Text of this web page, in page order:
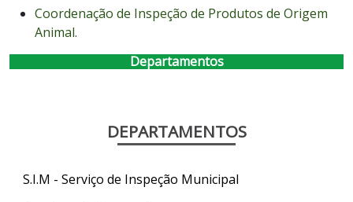
Coordenação de Inspeção de Produtos de Origem
Animal.
Departamentos
DEPARTAMENTOS
S.I.M - Serviço de Inspeção Municipal